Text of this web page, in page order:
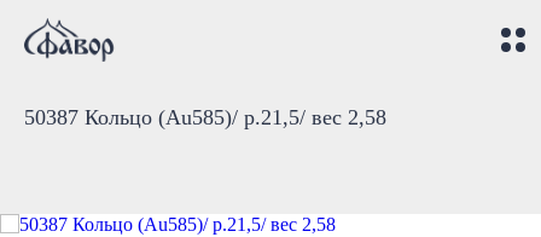
50387 Кольцо (Au585)/ р.21,5/ вес 2,58